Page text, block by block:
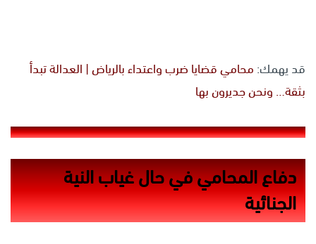
قد يهمك: محامي قضايا ضرب واعتداء بالرياض | العدالة تبدأ
بثقة… ونحن جديرون بها
دفاع المحامي في حال غياب النية
الجنائية